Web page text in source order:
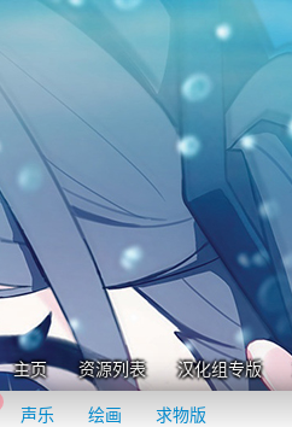
主页 资源列表 汉化组专版
声乐 绘画 求物版